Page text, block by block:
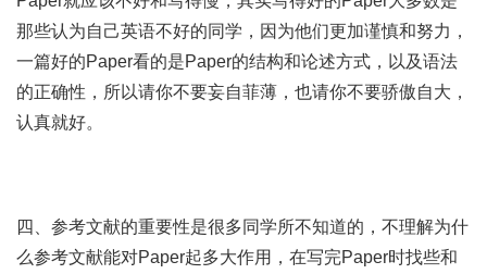
那些认为自己英语不好的同学，因为他们更加谨慎和努力，
一篇好的Paper看的是Paper的结构和论述方式，以及语法
的正确性，所以请你不要妄自菲薄，也请你不要骄傲自大，
认真就好。
四、参考文献的重要性是很多同学所不知道的，不理解为什
么参考文献能对Paper起多大作用，在写完Paper时找些和